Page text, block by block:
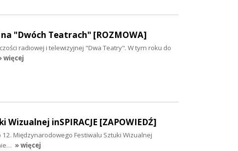
"Dwóch Teatrach" [ROZMOWA]
radiowej i telewizyjnej "Dwa Teatry". W tym roku do
więcej
inSPIRACJE [ZAPOWIEDŹ]
Międzynarodowego Festiwalu Sztuki Wizualnej
» więcej